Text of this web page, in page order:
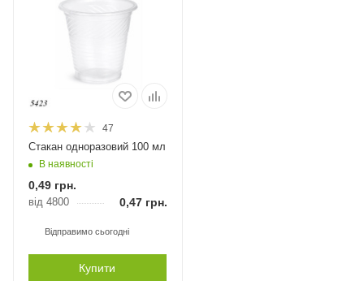
47
Стакан одноразовий 100 мл
В наявності
0,49 грн.
від 4800 0,47грн.
Відправимо сьогодні
Купити